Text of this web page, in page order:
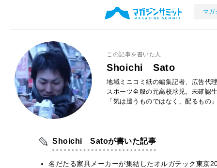
マガ
この記事を書いた人
Shoichi Sato
地域ミニコミ紙の編集記者、広告代
スポーツ全般の元高校球児。未確認
「気は遣うものではなく、配るもの
Shoichi Satoが書いた記事
名だたる家具メーカーが集結したオルガテック東京